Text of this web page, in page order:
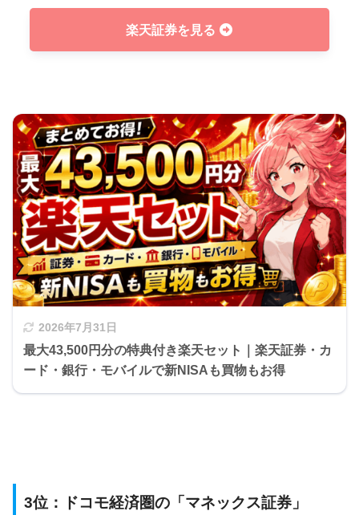
楽天証券を見る
2026年7月31日
最大43,500円分の特典付き楽天セット｜楽天証券・カ
ード・銀行・モバイルで新NISAも買物もお得
3位：ドコモ経済圏の「マネックス証券」